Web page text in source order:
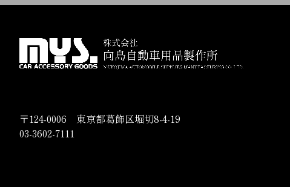
〒124-0006 東京都葛飾区堀切8-4-19
03-3602-7111